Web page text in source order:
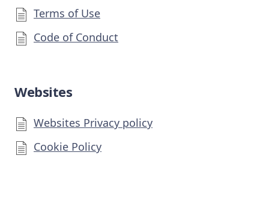
Terms of Use
Code of Conduct
Websites
Websites Privacy policy
Cookie Policy